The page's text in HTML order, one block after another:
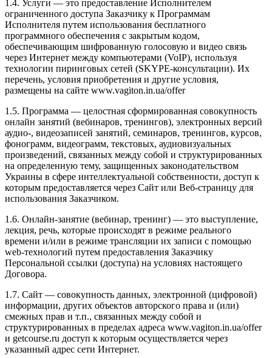
1.4. Услуги — это предоставление Исполнителем
ограниченного доступа Заказчику к Программам
Исполнителя путем использования бесплатного
программного обеспечения с закрытым кодом,
обеспечивающим шифрованную голосовую и видео связь
через Интернет между компьютерами (VoIP), используя
технологии пиринговых сетей (SKYPE-консультации). Их
перечень, условия приобретения и другие условия,
размещены на сайте www.vagiton.in.ua/offer
1.5. Программа — целостная сформированная совокупность
онлайн занятий (вебинаров, тренингов), электронных версий
аудио-, видеозаписей занятий, семинаров, тренингов, курсов,
фонограмм, видеограмм, текстовых, аудиовизуальных
произведений, связанных между собой и структурированных
на определенную тему, защищенных законодательством
Украины в сфере интеллектуальной собственности, доступ к
которым предоставляется через Сайт или Веб-страницу для
использования Заказчиком.
1.6. Онлайн-занятие (вебинар, тренинг) — это выступление,
лекция, речь, которые происходят в режиме реального
времени и/или в режиме трансляции их записи с помощью
web-технологий путем предоставления Заказчику
Персональной ссылки (доступа) на условиях настоящего
Договора.
1.7. Сайт — совокупность данных, электронной (цифровой)
информации, других объектов авторского права и (или)
смежных прав и т.п., связанных между собой и
структурированных в пределах адреса www.vagiton.in.ua/offer
и getcourse.ru доступ к которым осуществляется через
указанный адрес сети Интернет.